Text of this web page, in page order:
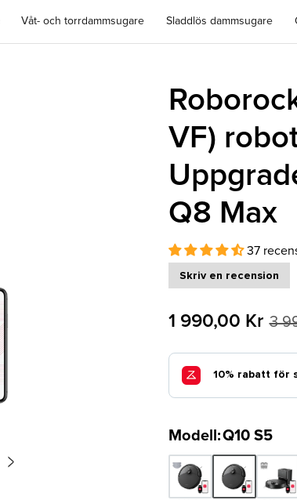
Våt- och torrdammsugare Sladdlös dammsugare
>Next
VF)
Q8 Max
37
Skriv en recension
1 990,00 Kr 3
Modell :Q10 S5